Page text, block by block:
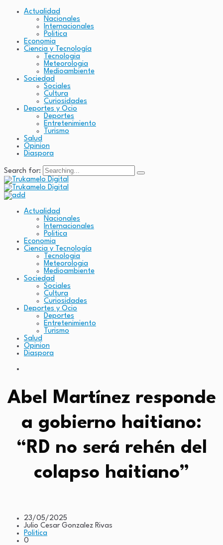
Actualidad
Nacionales
Internacionales
Politica
Economia
Ciencia y Tecnología
Tecnologia
Meteorologia
Medioambiente
Sociedad
Sociales
Cultura
Curiosidades
Deportes y Ocio
Deportes
Entretenimiento
Turismo
Salud
Opinion
Diaspora
Search for:
Actualidad
Nacionales
Internacionales
Politica
Economia
Ciencia y Tecnología
Tecnologia
Meteorologia
Medioambiente
Sociedad
Sociales
Cultura
Curiosidades
Deportes y Ocio
Deportes
Entretenimiento
Turismo
Salud
Opinion
Diaspora
Abel Martínez responde
a gobierno haitiano:
“RD no será rehén del
colapso haitiano”
23/05/2025
Julio Cesar Gonzalez Rivas
Politica
0